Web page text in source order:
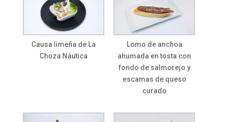
Causa limeña de La
Choza Náutica
Lomo de anchoa
ahumada en tosta con
fondo de salmorejo y
escamas de queso
curado